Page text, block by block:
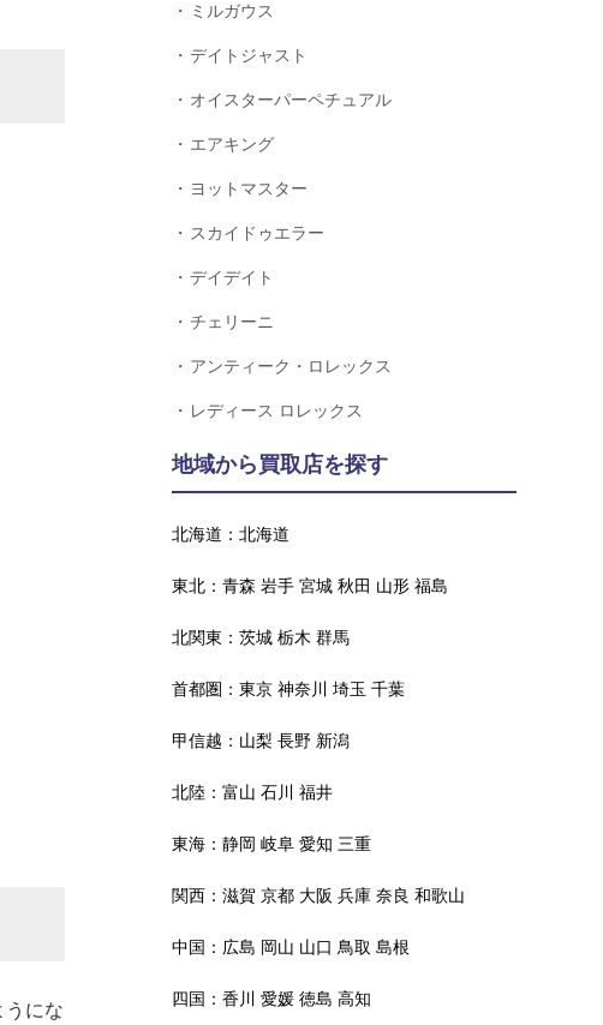
うにな
ミルガウス
デイトジャスト
オイスターパーペチュアル
エアキング
ヨットマスター
スカイドゥエラー
デイデイト
チェリーニ
アンティーク・ロレックス
レディース ロレックス
地域から買取店を探す
北海道： 北海道
東北： 青森 岩手 宮城 秋田 山形 福島
北関東： 茨城 栃木 群馬
首都圏： 東京 神奈川 埼玉 千葉
甲信越： 山梨 長野 新潟
北陸： 富山 石川 福井
東海： 静岡 岐阜 愛知 三重
関西： 滋賀 京都 大阪 兵庫 奈良 和歌山
中国： 広島 岡山 山口 鳥取 島根
四国： 香川 愛媛 徳島 高知